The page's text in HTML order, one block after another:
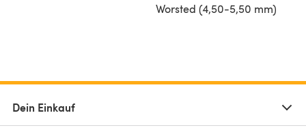
Worsted (4,50-5,50 mm)
Dein Einkauf